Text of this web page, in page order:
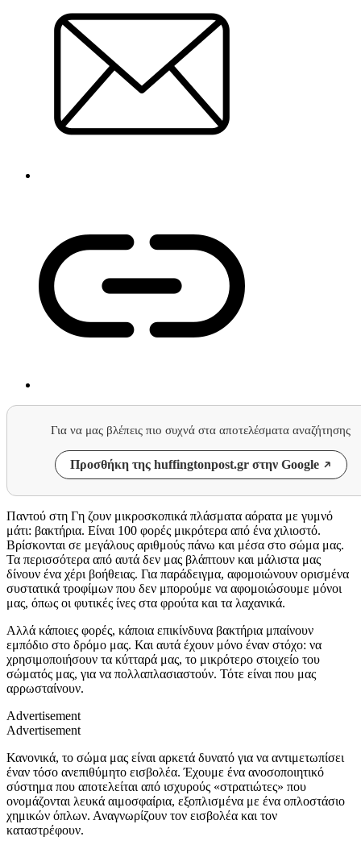
Για να μας βλέπεις πιο συχνά στα αποτελέσματα αναζήτησης
Προσθήκη της huffingtonpost.gr στην Google
Παντού στη Γη ζουν μικροσκοπικά πλάσματα αόρατα με γυμνό
μάτι: βακτήρια. Είναι 100 φορές μικρότερα από ένα χιλιοστό.
Βρίσκονται σε μεγάλους αριθμούς πάνω και μέσα στο σώμα μας.
Τα περισσότερα από αυτά δεν μας βλάπτουν και μάλιστα μας
δίνουν ένα χέρι βοήθειας. Για παράδειγμα, αφομοιώνουν ορισμένα
συστατικά τροφίμων που δεν μπορούμε να αφομοιώσουμε μόνοι
μας, όπως οι φυτικές ίνες στα φρούτα και τα λαχανικά.
Αλλά κάποιες φορές, κάποια επικίνδυνα βακτήρια μπαίνουν
εμπόδιο στο δρόμο μας. Και αυτά έχουν μόνο έναν στόχο: να
χρησιμοποιήσουν τα κύτταρά μας, το μικρότερο στοιχείο του
σώματός μας, για να πολλαπλασιαστούν. Τότε είναι που μας
αρρωσταίνουν.
Advertisement
Advertisement
Κανονικά, το σώμα μας είναι αρκετά δυνατό για να αντιμετωπίσει
έναν τόσο ανεπιθύμητο εισβολέα. Έχουμε ένα ανοσοποιητικό
σύστημα που αποτελείται από ισχυρούς «στρατιώτες» που
ονομάζονται λευκά αιμοσφαίρια, εξοπλισμένα με ένα οπλοστάσιο
χημικών όπλων. Αναγνωρίζουν τον εισβολέα και τον
καταστρέφουν.